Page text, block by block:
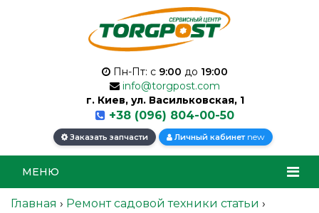
Пн-Пт: с 9:00 до 19:00
info@torgpost.com
г. Киев, ул. Васильковская, 1
+38 (096) 804-00-50
Заказать запчасти Личный кабинет new
МЕНЮ
Главная › Ремонт садовой техники статьи ›